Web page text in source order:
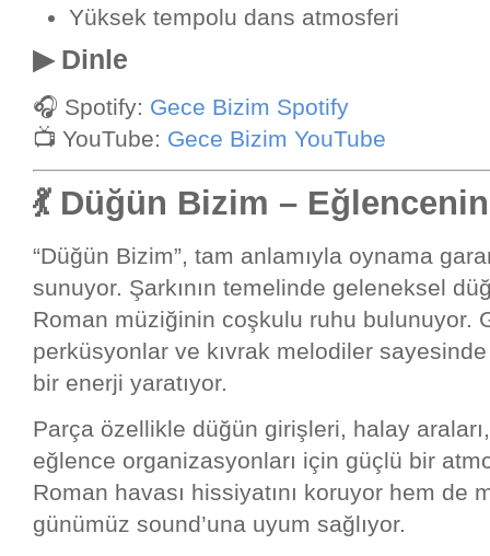
Yüksek tempolu dans atmosferi
▶ Dinle
🎧 Spotify: Gece Bizim Spotify
📺 YouTube: Gece Bizim YouTube
💃 Düğün Bizim –
“Düğün Bizim”, tam anlamıyla oynama
sunuyor. Şarkının temelinde geleneksel
Roman müziğinin coşkulu ruhu bulunuyor.
perküsyonlar ve kıvrak melodiler
bir enerji yaratıyor.
Parça özellikle düğün girişleri, halay
eğlence organizasyonları için güçlü bir
Roman havası hissiyatını koruyor hem
günümüz sound’una uyum sağlıyor.